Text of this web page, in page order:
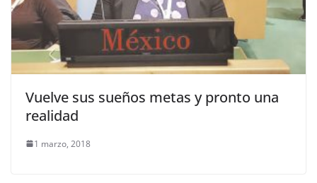
Vuelve sus sueños metas y pronto una
realidad
1 marzo, 2018